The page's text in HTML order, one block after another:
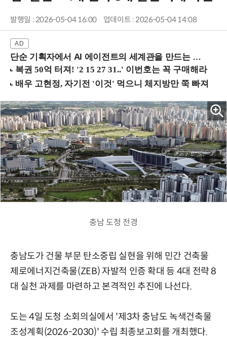
발행일 : 2026-05-04 16:00 업데이트 : 2026-05-04 14:08
단순 기획자에서 AI 에이전트의 세계관을 만드는 지식 설계자로.. (8/20 강남역)
충남 도청 전경
충남도가 건물 부문 탄소중립 실현을 위해 민간 건축물
제로에너지건축물(ZEB) 자발적 인증 확대 등 4대 전략 8
대 실천 과제를 마련하고 본격적인 추진에 나선다.
도는 4일 도청 소회의실에서 '제3차 충남도 녹색건축물
조성계획(2026-2030)' 수립 최종보고회를 개최했다.